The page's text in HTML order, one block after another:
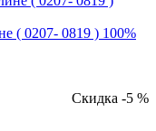
( 0207- 0819 ) 100%
Скидка -5 %